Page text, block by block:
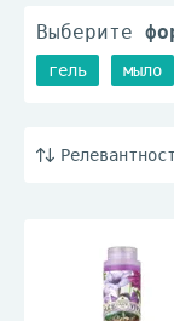
Выберите
гель мыло